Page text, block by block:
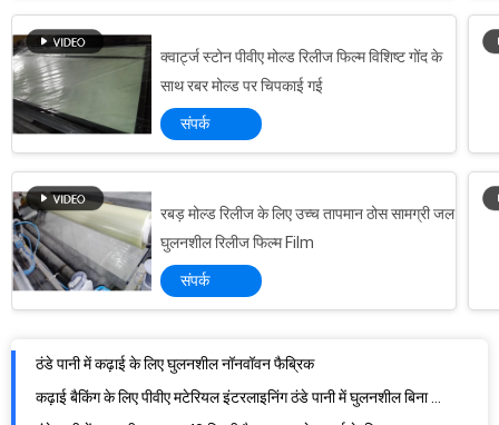
क्वार्ट्ज स्टोन पीवीए मोल्ड रिलीज फिल्म विशिष्ट गोंद के
साथ रबर मोल्ड पर चिपकाई गई
संपर्क
रबड़ मोल्ड रिलीज के लिए उच्च तापमान ठोस सामग्री जल
घुलनशील रिलीज फिल्म Film
संपर्क
ठंडे पानी में कढ़ाई के लिए घुलनशील नॉनवॉवन फैब्रिक
ठंडे पानी में घुलनशील कागज 40 डिग्री गैर बुना कपड़े कढ़ाई के लिए
पीएवी ठंडा पानी घुलनशील कागज कढ़ाई के लिए गैर बुना हुआ कपड़ा भंग